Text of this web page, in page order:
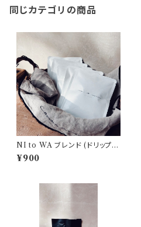
同じカテゴリの商品
NI to WA ブレンド (ドリップバ
ッグ5個入り)
¥900